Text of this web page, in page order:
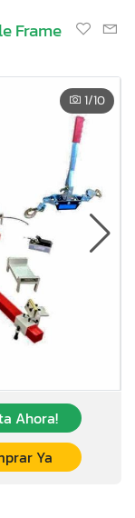
Frame
1/10
Ahora!
Ya